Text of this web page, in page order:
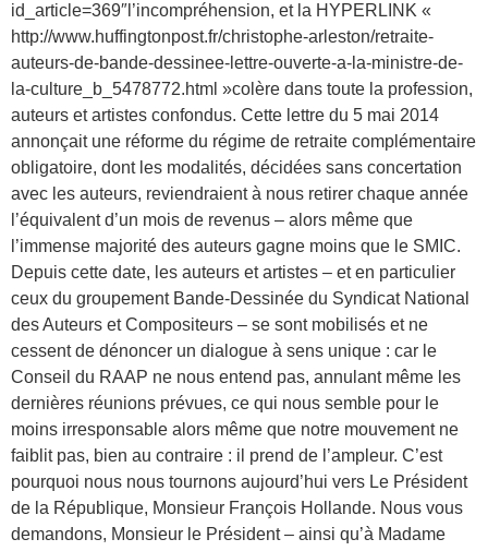
id_article=369″l’incompréhension, et la HYPERLINK «
http://www.huffingtonpost.fr/christophe-arleston/retraite-
auteurs-de-bande-dessinee-lettre-ouverte-a-la-ministre-de-
la-culture_b_5478772.html »colère dans toute la profession,
auteurs et artistes confondus. Cette lettre du 5 mai 2014
annonçait une réforme du régime de retraite complémentaire
obligatoire, dont les modalités, décidées sans concertation
avec les auteurs, reviendraient à nous retirer chaque année
l’équivalent d’un mois de revenus – alors même que
l’immense majorité des auteurs gagne moins que le SMIC.
Depuis cette date, les auteurs et artistes – et en particulier
ceux du groupement Bande-Dessinée du Syndicat National
des Auteurs et Compositeurs – se sont mobilisés et ne
cessent de dénoncer un dialogue à sens unique : car le
Conseil du RAAP ne nous entend pas, annulant même les
dernières réunions prévues, ce qui nous semble pour le
moins irresponsable alors même que notre mouvement ne
faiblit pas, bien au contraire : il prend de l’ampleur. C’est
pourquoi nous nous tournons aujourd’hui vers Le Président
de la République, Monsieur François Hollande. Nous vous
demandons, Monsieur le Président – ainsi qu’à Madame